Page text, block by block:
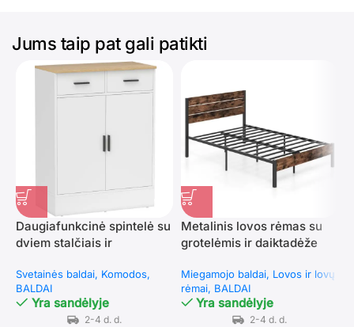
Jums taip pat gali patikti
Daugiafunkcinė spintelė su
dviem stalčiais ir
Svetainės baldai Komodos
BALDAI
Yra sandėlyje
Metalinis lovos rėmas su
grotelėmis ir daiktadėže
Miegamojo baldai Lovos ir lovų
rėmai BALDAI
Yra sandėlyje